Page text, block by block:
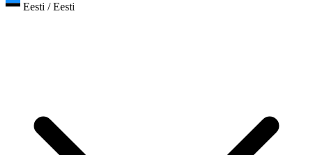
Eesti / Eesti